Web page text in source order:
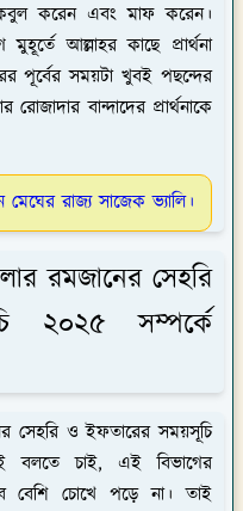
কবুল করেন এবং মাফ করেন।
আল্লাহর কাছে প্রার্থনা
পূর্বের সময়টা খুবই পছন্দের
বান্দাদের প্রার্থনাকে
রাজ্য সাজেক ভ্যালি।
রমজানের সেহরি
২০২৫ সম্পর্কে
সেহরি ও ইফতারের সময়সূচি
বলতে চাই, এই বিভাগের
বেশি চোখে পড়ে না। তাই